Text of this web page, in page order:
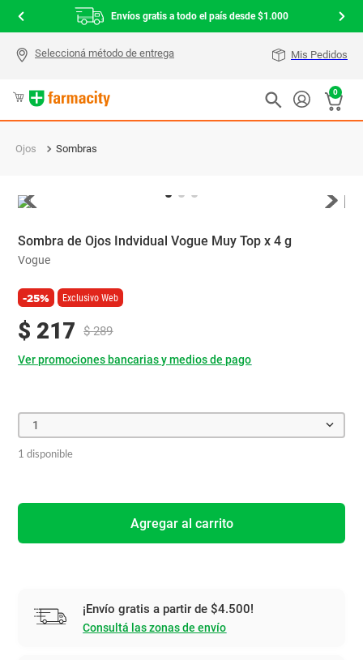
Envíos gratis a todo el país desde $1.000
Mis Pedidos
0
Ojos Sombras
Sombra de Ojos Indvidual Vogue Muy Top x 4 g
Vogue
-25% Exclusivo Web
$ 217 $ 289
Ver promociones bancarias y medios de pago
1
1 disponible
Agregar al carrito
¡Envío gratis a partir de $4.500!
Consultá las zonas de envío